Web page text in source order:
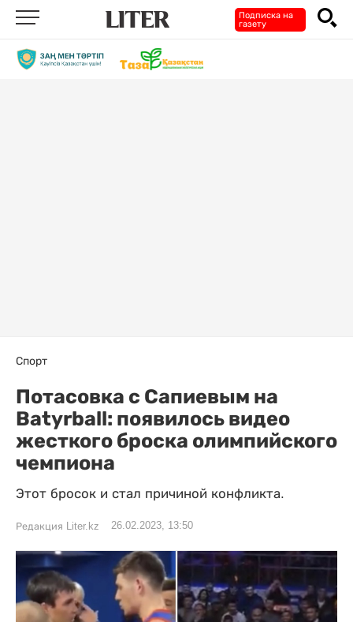
Подписка на
газету
Спорт
Потасовка с Сапиевым на
Batyrball: появилось видео
жесткого броска олимпийского
чемпиона
Этот бросок и стал причиной конфликта.
Редакция Liter.kz 26.02.2023, 13:50